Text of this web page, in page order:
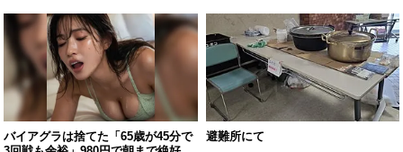
バイアグラは捨てた「65歳が45分で
避難所にて